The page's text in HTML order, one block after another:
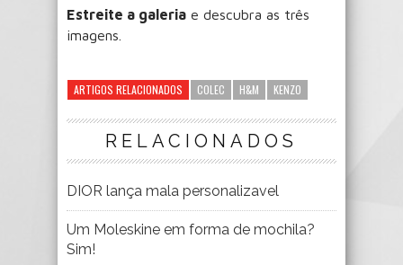
Estreite a galeria e descubra as três
imagens.
ARTIGOS RELACIONADOS COLEC H&M KENZO
RELACIONADOS
DIOR lança mala personalizavel
Um Moleskine em forma de mochila?
Sim!